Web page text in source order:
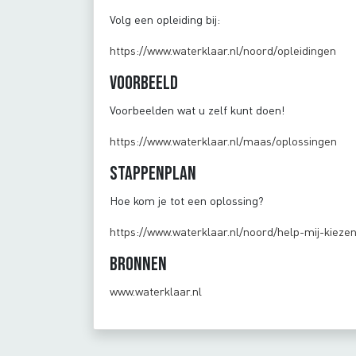
Volg een opleiding bij:
https://www.waterklaar.nl/noord/opleidingen
Voorbeeld
Voorbeelden wat u zelf kunt doen!
https://www.waterklaar.nl/maas/oplossingen
Stappenplan
Hoe kom je tot een oplossing?
https://www.waterklaar.nl/noord/help-mij-kiezen
Bronnen
www.waterklaar.nl